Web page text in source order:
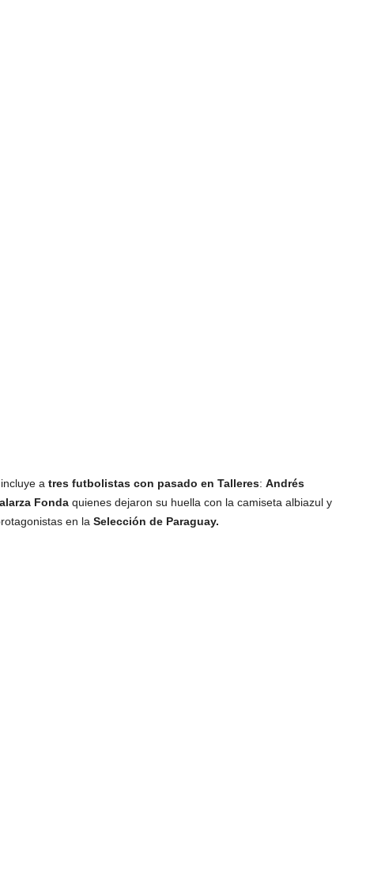
a tres futbolistas con pasado en Talleres: Andrés
Fondaquienes dejaron su huella con la camiseta albiazul y
en la Selección de Paraguay.